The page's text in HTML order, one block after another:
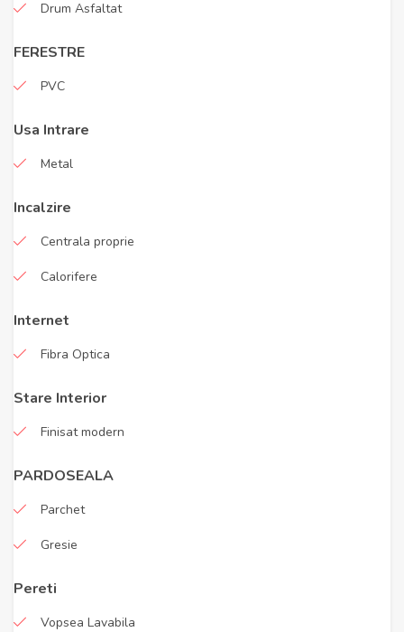
Drum Asfaltat
FERESTRE
PVC
Usa Intrare
Metal
Incalzire
Centrala proprie
Calorifere
Internet
Fibra Optica
Stare Interior
Finisat modern
PARDOSEALA
Parchet
Gresie
Pereti
Vopsea Lavabila